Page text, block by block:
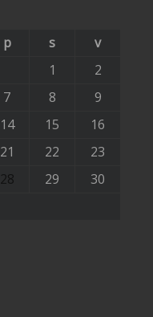
p s
v
1
2
7 8
9
14 15
16
21 22
23
28 29
30